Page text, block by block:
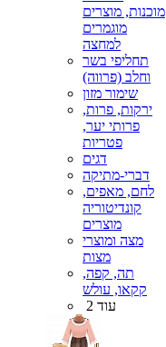
מוכנות, מוצרים
מוגמרים
למחצה
תחליפי בשר
וחלב (פרווה)
שימור מזון
ירקות, פרות,
פרותי יער,
פטריות
דגים
דברי-מתיקה
לחם, מאפים,
קונדיטוריה
מוצרים
מצה ומוצרי
מצות
תה, קפה,
קקאו, עולש
עוד 2